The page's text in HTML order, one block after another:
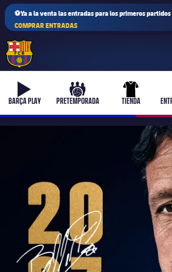
⚽Ya a la venta las entradas para los primeros partidos
COMPRAR ENTRADAS
b-play
BARÇA PLAY
culers-ball
PRETEMPORADA
uniform
TIENDA